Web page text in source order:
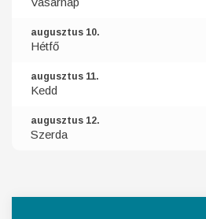
augusztus 10.
Hétfő
augusztus 11.
Kedd
augusztus 12.
Szerda